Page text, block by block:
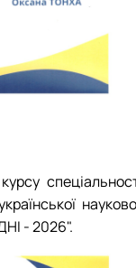
- 2026".